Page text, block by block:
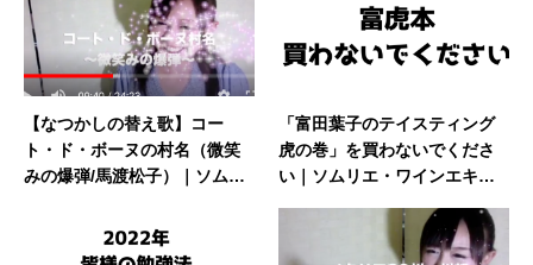
【なつかしの替え歌】コー
ト・ド・ボーヌの村名（微笑
みの爆弾/馬渡松子）｜ソムリ
「富田葉子のテイスティング
虎の巻」を買わないでくださ
い｜ソムリエ・ワインエキス